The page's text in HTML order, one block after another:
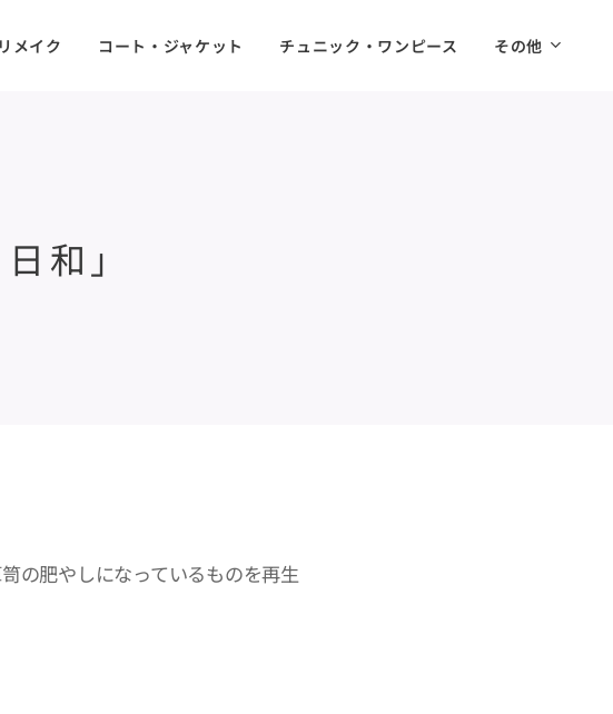
メイク コート・ジャケット チュニック・ワンピース その他
和」
の肥やしになっているものを再生